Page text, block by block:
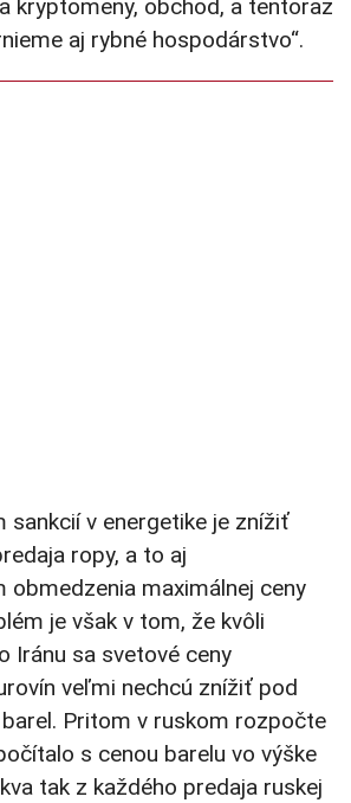
kryptomeny, obchod, a tentoraz
aj rybné hospodárstvo“.
sankcií v energetike je znížiť
ropy, a to aj
maximálnej ceny
je však v tom, že kvôli
Iránu sa svetové ceny
veľmi nechcú znížiť pod
Pritom v ruskom rozpočte
s cenou barelu vo výške
tak z každého predaja ruskej